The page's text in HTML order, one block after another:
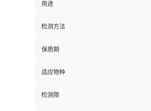
用途
检测方法
保质期
适应物种
检测限